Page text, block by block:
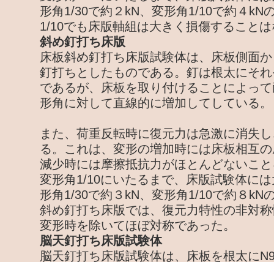
形角1/30で約２kN、変形角1/10で約４kN
1/10でも床版軸組は大きく損傷すること
斜め釘打ち床版
床板斜め釘打ち床版試験体は、床板側面
釘打ちとしたものである。釘は根太にそ
であるが、床板を取り付けることによっ
形角に対して直線的に増加してしている。
また、荷重反転時に復元力は急激に消失
る。これは、変形の増加時には床板相互
減少時には摩擦抵抗力がほとんどないこ
変形角1/10にいたるまで、床版試験体に
形角1/30で約３kN、変形角1/10で約８kN
斜め釘打ち床版では、復元力特性の非対
変形時を除いてほぼ対称であった。
脳天釘打ち床版試験体
脳天釘打ち床版試験体は、床板を根太に